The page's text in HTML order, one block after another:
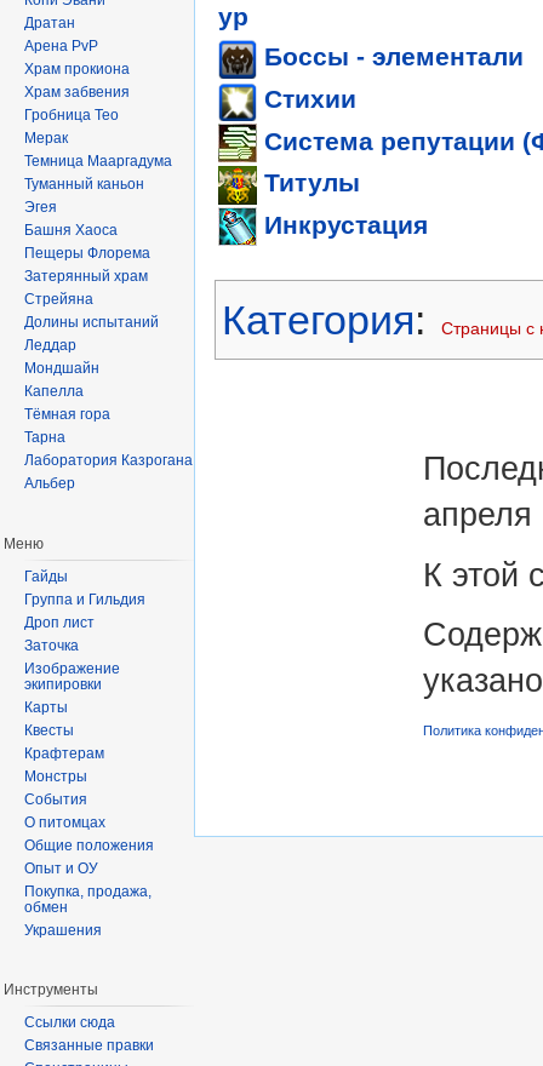
ур
Боссы - элементали
Стихии
Система репутации
Титулы
Инкрустация
Категория: Страницы с
Дратан
Арена PvP
Храм прокиона
Храм забвения
Гробница Тео
Мерак
Темница Мааргадума
Туманный каньон
Эгея
Башня Хаоса
Пещеры Флорема
Затерянный храм
Стрейяна
Долины испытаний
Леддар
Мондшайн
Капелла
Тёмная гора
Тарна
Лаборатория Казрогана
Альбер
Меню
Гайды
Группа и Гильдия
Дроп лист
Заточка
Изображение
экипировки
Карты
Квесты
Крафтерам
Монстры
События
О питомцах
Общие положения
Опыт и ОУ
Покупка, продажа,
обмен
Украшения
Инструменты
Ссылки сюда
Связанные правки
апреля
К этой
Политика